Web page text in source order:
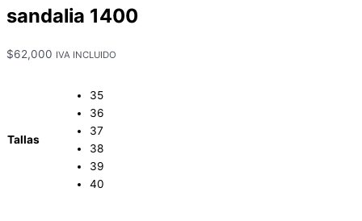
sandalia 1400
$62,000 IVA INCLUIDO
Tallas
35
36
37
38
39
40